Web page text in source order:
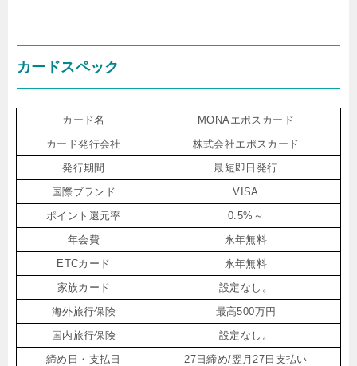
カードスペック
カード名
MONAエポスカード
カード発行会社
株式会社エポスカード
発行期間
最短即日発行
国際ブランド
VISA
ポイント還元率
0.5%～
年会費
永年無料
ETCカード
永年無料
家族カード
設定なし。
海外旅行保険
最高500万円
国内旅行保険
設定なし。
締め日・支払日
27日締め/翌月27日支払い